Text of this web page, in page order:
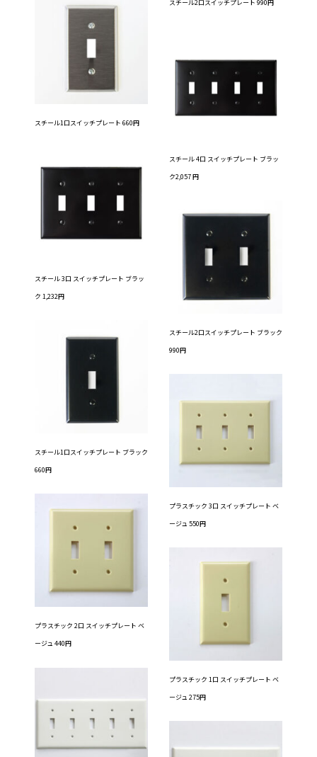
スチール2口スイッチプレート 990円
スチール1口スイッチプレート 660円
スチール 4口 スイッチプレート ブラッ
ク2,057 円
スチール 3口 スイッチプレート ブラッ
ク 1,232円
スチール2口スイッチプレート ブラック
990円
スチール1口スイッチプレート ブラック
660円
プラスチック 3口 スイッチプレート ベ
ージュ 550円
プラスチック 2口 スイッチプレート ベ
ージュ 440円
プラスチック 1口 スイッチプレート ベ
ージュ 275円